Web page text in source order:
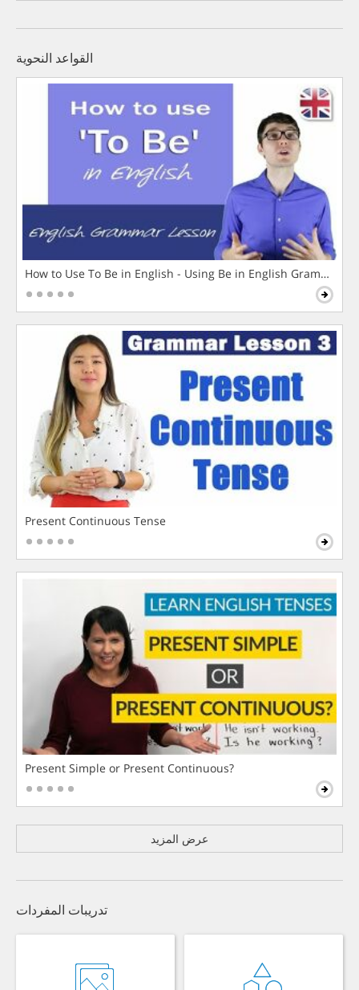
القواعد النحوية
How to Use To Be in English - Using Be in English Grammar
Present Continuous Tense
Present Simple or Present Continuous?
عرض المزيد
تدريبات المفردات